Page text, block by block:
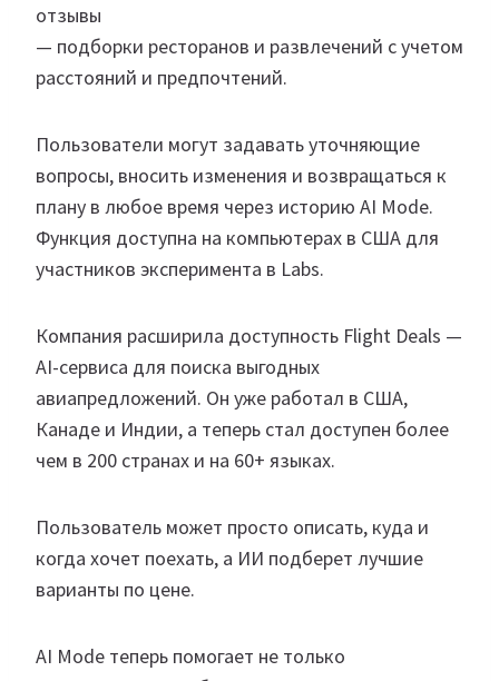
отзывы
— подборки ресторанов и развлечений с учетом
расстояний и предпочтений.
Пользователи могут задавать уточняющие
вопросы, вносить изменения и возвращаться к
плану в любое время через историю AI Mode.
Функция доступна на компьютерах в США для
участников эксперимента в Labs.
Компания расширила доступность Flight Deals —
AI-сервиса для поиска выгодных
авиапредложений. Он уже работал в США,
Канаде и Индии, а теперь стал доступен более
чем в 200 странах и на 60+ языках.
Пользователь может просто описать, куда и
когда хочет поехать, а ИИ подберет лучшие
варианты по цене.
AI Mode теперь помогает не только